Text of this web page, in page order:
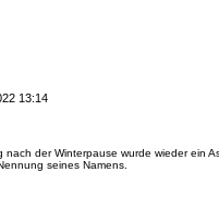
13:14
der Winterpause wurde wieder ein
seines Namens.